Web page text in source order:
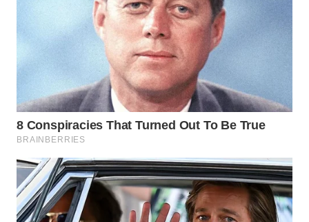
SUBANG
WN
SUKABUMI
WN
PURWAKARTA